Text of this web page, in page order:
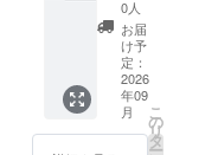
した場
合、正
規販売
価格が
販売予
定価格
より下
がる可
※ご注文
状況、
使用部
材の供
給状
況、製
造工程
上の都
プタイ
プの
LED
ソー
ラーラ
イト ×
１セッ
0人
お届
け予
定：
2026
年09
月
こ
の
リ
タ
ー